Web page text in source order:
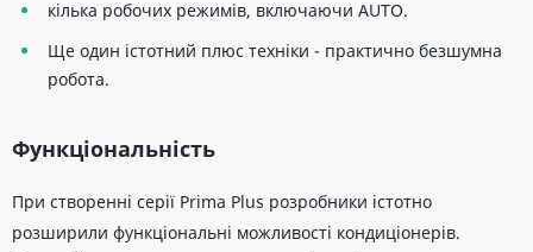
кілька робочих режимів, включаючи AUTO.
Ще один істотний плюс техніки - практично безшумна
робота.
Функціональність
При створенні серії Prima Plus розробники істотно
розширили функціональні можливості кондиціонерів.